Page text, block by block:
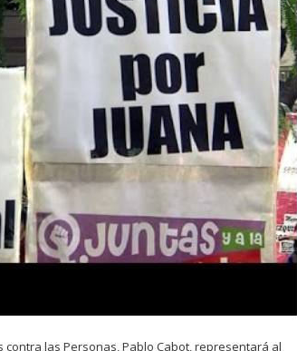
las Personas, Pablo Cabot, representará al